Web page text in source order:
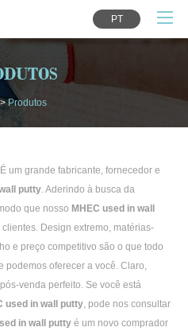
PT
Produtos
um grande fabricante, fornecedor e
putty. Aderindo à busca da
que nosso MHEC used in wall
Design extremo, matérias-
e preço competitivo são o que todo
podemos oferecer a você. Claro,
venda perfeito. Se você está
used in wall putty, pode nos consultar
in wall putty é um novo comprador